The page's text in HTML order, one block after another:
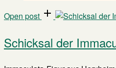
Open post
Schicksal der